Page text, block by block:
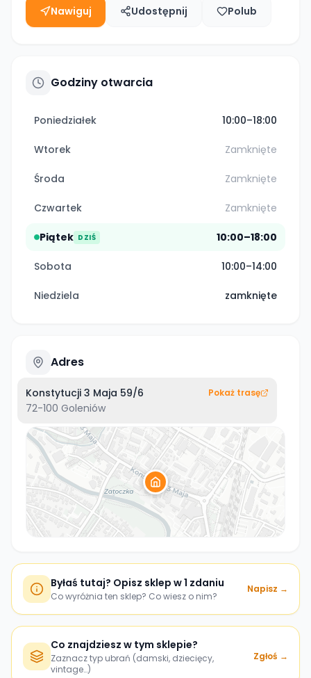
Nawiguj Udostępnij Polub
Godziny otwarcia
Poniedziałek 10:00–18:00
Wtorek Zamknięte
Środa Zamknięte
Czwartek Zamknięte
Piątek DZIŚ 10:00–18:00
Sobota 10:00–14:00
Niedziela zamknięte
Adres
Konstytucji 3 Maja 59/6
72-100 Goleniów
Pokaż trasę
Byłaś tutaj? Opisz sklep w 1 zdaniu
Co wyróżnia ten sklep? Co wiesz o nim?
Napisz →
Co znajdziesz w tym sklepie?
Zaznacz typ ubrań (damski, dziecięcy,
vintage…)
Zgłoś →